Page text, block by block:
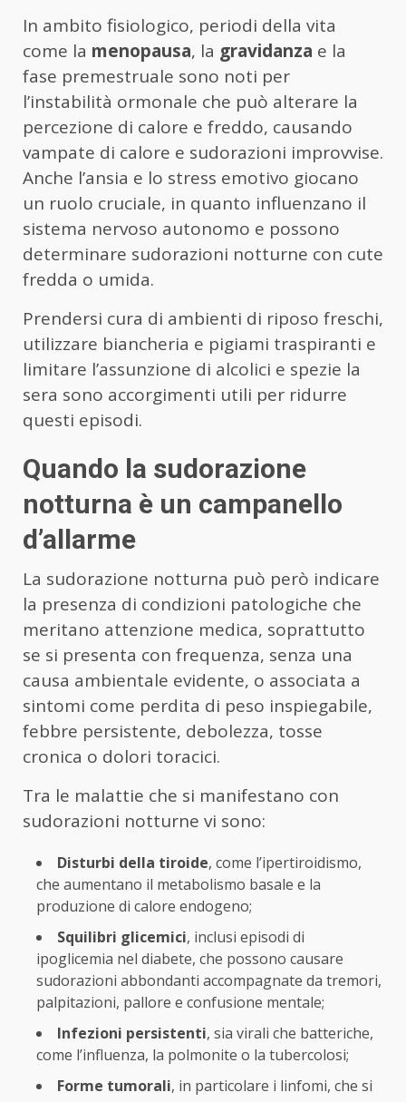
In ambito fisiologico, periodi della vita
come la menopausa, la gravidanza e la
fase premestruale sono noti per
l’instabilità ormonale che può alterare la
percezione di calore e freddo, causando
vampate di calore e sudorazioni improvvise.
Anche l’ansia e lo stress emotivo giocano
un ruolo cruciale, in quanto influenzano il
sistema nervoso autonomo e possono
determinare sudorazioni notturne con cute
fredda o umida.
Prendersi cura di ambienti di riposo freschi,
utilizzare biancheria e pigiami traspiranti e
limitare l’assunzione di alcolici e spezie la
sera sono accorgimenti utili per ridurre
questi episodi.
Quando la sudorazione
notturna è un campanello
d’allarme
La sudorazione notturna può però indicare
la presenza di condizioni patologiche che
meritano attenzione medica, soprattutto
se si presenta con frequenza, senza una
causa ambientale evidente, o associata a
sintomi come perdita di peso inspiegabile,
febbre persistente, debolezza, tosse
cronica o dolori toracici.
Tra le malattie che si manifestano con
sudorazioni notturne vi sono:
Disturbi della tiroide, come l’ipertiroidismo,
che aumentano il metabolismo basale e la
produzione di calore endogeno;
Squilibri glicemici, inclusi episodi di
ipoglicemia nel diabete, che possono causare
sudorazioni abbondanti accompagnate da tremori,
palpitazioni, pallore e confusione mentale;
Infezioni persistenti, sia virali che batteriche,
come l’influenza, la polmonite o la tubercolosi;
Forme tumorali, in particolare i linfomi, che si